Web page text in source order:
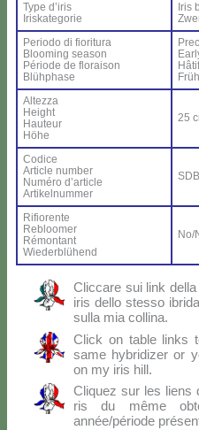
Ty­pe d’i­ris
Iri­ska­te­go­rie
Iris
Pe­rio­do di fio­ri­tu­ra
Bloo­ming sea­son
Pé­rio­de de flo­rai­son
Blü­h­pha­se
Al­tez­za
Height
Hau­teur
Hö­he
25
Co­di­ce
Ar­ti­cle num­ber
Nu­mé­ro d’ar­ti­cle
Ar­ti­kel­num­mer
Ri­fio­ren­te
Re­bloo­mer
Ré­mon­tant
Wie­der­blü­hend
No/
Clic­ca­re sui link
iris del­lo stes­so
sul­la mia col­li­na.
Click on ta­ble links
sa­me hy­bri­di­zer or
on my iris hill.
Cli­quez sur les liens
ris du mê­me
année/période